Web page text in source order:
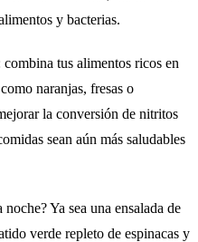
y bacterias.
tus alimentos ricos en
naranjas, fresas o
la conversión de nitritos
sean aún más saludables
Ya sea una ensalada de
verde repleto de espinacas y